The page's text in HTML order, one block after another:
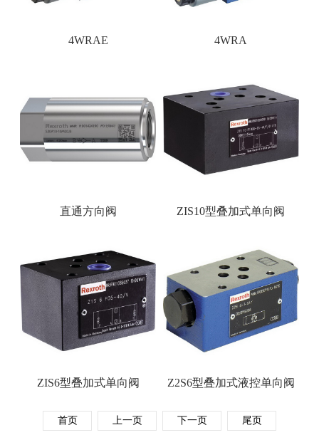
4WRAE 4WRA
直通方向阀 ZIS10型叠加式单向阀
ZIS6型叠加式单向阀 Z2S6型叠加式液控单向阀
首页 上一页 下一页 尾页